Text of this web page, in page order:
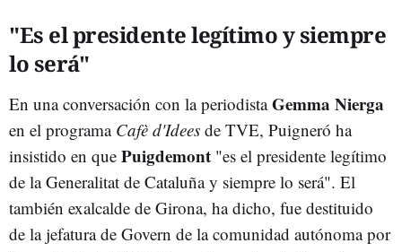
"Es el presidente legítimo y siempre
lo será"
En una conversación con la periodistaGemma Nierga
en el programa Cafè d'Idees de TVE, Puigneró ha
insistido en que Puigdemont "es el presidente legítimo
de la Generalitat de Cataluña y siempre lo será". El
también exalcalde de Girona, ha dicho, fue destituido
de la jefatura de Govern de la comunidad autónoma por